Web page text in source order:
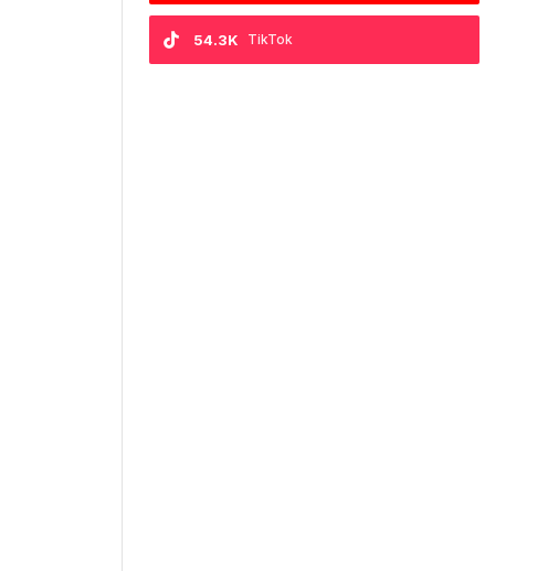
TikTok
54.3K